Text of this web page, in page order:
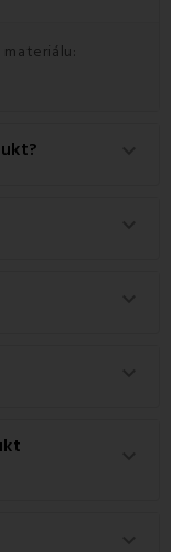
tento
je 290
100%